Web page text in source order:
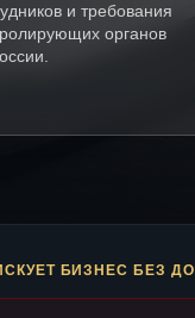
и требования
органов
БИЗНЕС БЕЗ